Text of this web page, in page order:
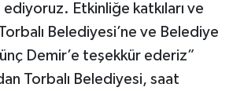
ediyoruz. Etkinliğe katkıları ve
Belediyesi’ne ve Belediye
Demir’e teşekkür ederiz”
Torbalı Belediyesi, saat